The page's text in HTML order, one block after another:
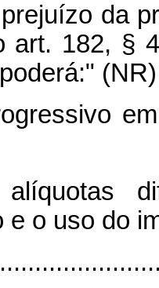
da
art. 182, §
(NR)
e o uso do